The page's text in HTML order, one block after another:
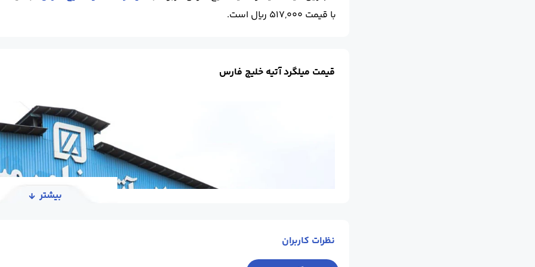
با قیمت 517,000 ریال است.
قیمت میلگرد آتیه خلیج فارس
بیشتر
نظرات کاربران